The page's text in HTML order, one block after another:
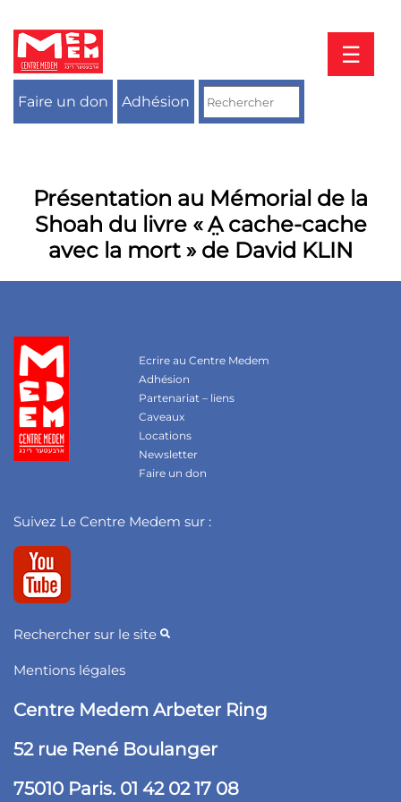
contenu
☰
Faire un don Adhésion
Présentation au Mémorial de la
Shoah du livre « A̤ cache-cache
avec la mort » de David KLIN
Ecrire au Centre Medem
Adhésion
Partenariat – liens
Caveaux
Locations
Newsletter
Faire un don
Suivez Le Centre Medem sur :
Rechercher sur le site
Mentions légales
Centre Medem Arbeter Ring
52 rue René Boulanger
75010 Paris. 01 42 02 17 08